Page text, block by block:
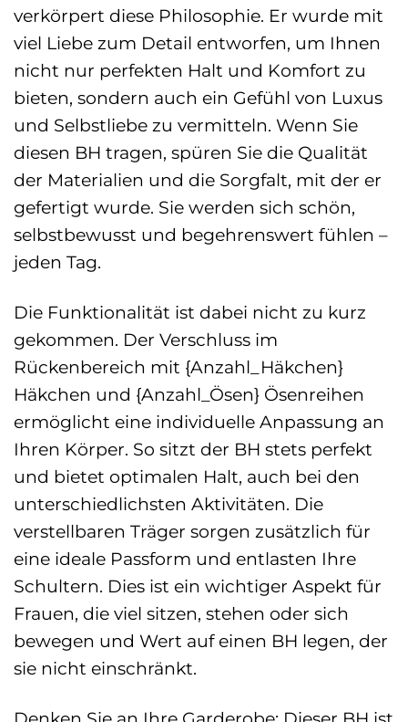
verkörpert diese Philosophie. Er wurde mit
viel Liebe zum Detail entworfen, um Ihnen
nicht nur perfekten Halt und Komfort zu
bieten, sondern auch ein Gefühl von Luxus
und Selbstliebe zu vermitteln. Wenn Sie
diesen BH tragen, spüren Sie die Qualität
der Materialien und die Sorgfalt, mit der er
gefertigt wurde. Sie werden sich schön,
selbstbewusst und begehrenswert fühlen –
jeden Tag.
Die Funktionalität ist dabei nicht zu kurz
gekommen. Der Verschluss im
Rückenbereich mit {Anzahl_Häkchen}
Häkchen und {Anzahl_Ösen} Ösenreihen
ermöglicht eine individuelle Anpassung an
Ihren Körper. So sitzt der BH stets perfekt
und bietet optimalen Halt, auch bei den
unterschiedlichsten Aktivitäten. Die
verstellbaren Träger sorgen zusätzlich für
eine ideale Passform und entlasten Ihre
Schultern. Dies ist ein wichtiger Aspekt für
Frauen, die viel sitzen, stehen oder sich
bewegen und Wert auf einen BH legen, der
sie nicht einschränkt.